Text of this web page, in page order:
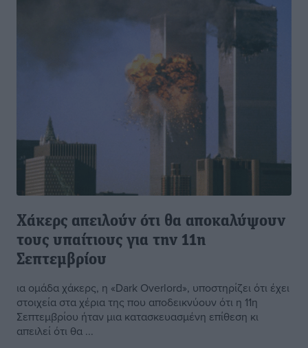
Χάκερς απειλούν ότι θα αποκαλύψουν
τους υπαίτιους για την 11η
Σεπτεμβρίου
ια ομάδα χάκερς, η «Dark Overlord», υποστηρίζει ότι έχει
στοιχεία στα χέρια της που αποδεικνύουν ότι η 11η
Σεπτεμβρίου ήταν μια κατασκευασμένη επίθεση κι
απειλεί ότι θα ...